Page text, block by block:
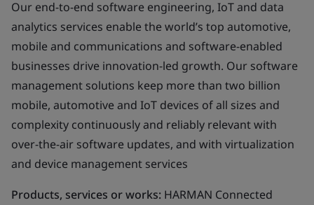
Our end-to-end software engineering, IoT and data
analytics services enable the world’s top automotive,
mobile and communications and software-enabled
businesses drive innovation-led growth. Our software
management solutions keep more than two billion
mobile, automotive and IoT devices of all sizes and
complexity continuously and reliably relevant with
over-the-air software updates, and with virtualization
and device management services
Products, services or works: HARMAN Connected